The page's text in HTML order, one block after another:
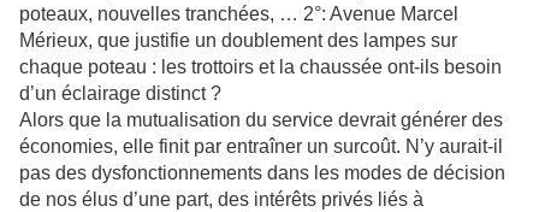
poteaux, nouvelles tranchées, … 2°: Avenue Marcel
Mérieux, que justifie un doublement des lampes sur
chaque poteau : les trottoirs et la chaussée ont-ils besoin
d’un éclairage distinct ?
Alors que la mutualisation du service devrait générer des
économies, elle finit par entraîner un surcoût. N’y aurait-il
pas des dysfonctionnements dans les modes de décision
de nos élus d’une part, des intérêts privés liés à